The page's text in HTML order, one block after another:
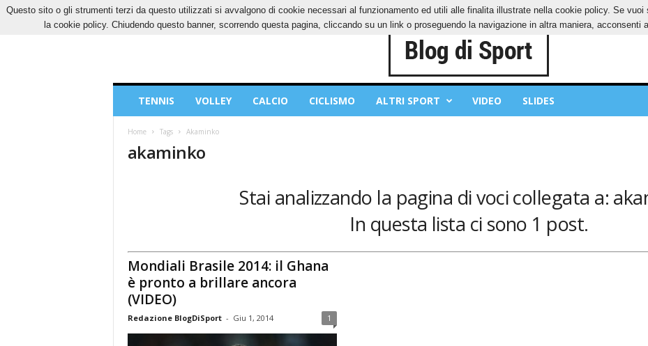
VENERDÌ, 7 AGOSTO 2026 CONTATTI COOKIES PRIVACY POLICY
Sport
TENNIS VOLLEY CALCIO CICLISMO ALTRI SPORT VIDEO SLIDES
Home Tags Akaminko
akaminko
Stai analizzando la pagina di voci collegata a:
In questa lista ci sono 1 post.
Mondiali Brasile 2014: il Ghana
è pronto a brillare ancora
(VIDEO)
Redazione BlogDiSport - Giu 1, 2014 1
Questo sito o gli strumenti terzi da questo utilizzati si avvalgono di cookie necessari al funzionamento ed utili alle finalita illustrate nella cookie policy. Se
la cookie policy. Chiudendo questo banner, scorrendo questa pagina, cliccando su un link o proseguendo la navigazione in altra maniera, acconsenti